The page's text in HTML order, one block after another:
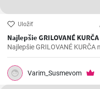
Uložiť
Najlepšie GRILOVANÉ
Najlepšie GRILOVANÉ
Varim_Susmevom